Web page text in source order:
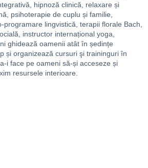
hipnoză clinică, relaxare și
psihoterapie de cuplu și familie,
programare lingvistică, terapii florale Bach,
instructor internațional yoga,
ghidează oamenii atât în ședințe
și organizează cursuri şi traininguri în
i face pe oameni să-și acceseze și
resursele interioare.